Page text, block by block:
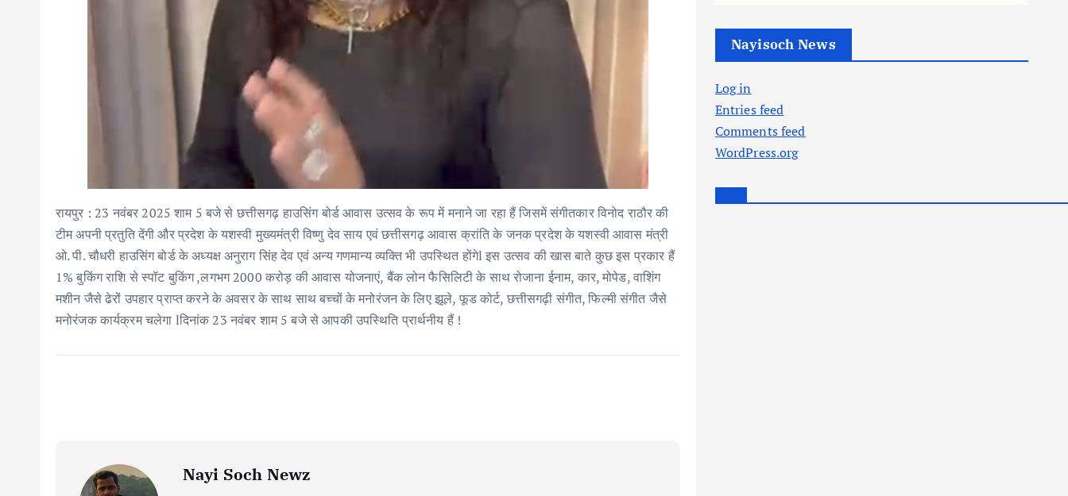
रायपुर : 23 नवंबर 2025 शाम 5 बजे से छत्तीसगढ़ हाउसिंग बोर्ड आवास उत्सव के रूप में मनाने जा रहा हैं जिसमें संगीतकार विनोद राठौर की
टीम अपनी प्रतुति देंगी और प्रदेश के यशस्वी मुख्यमंत्री विष्णु देव साय एवं छत्तीसगढ़ आवास क्रांति के जनक प्रदेश के यशस्वी आवास मंत्री
ओ. पी. चौधरी हाउसिंग बोर्ड के अध्यक्ष अनुराग सिंह देव एवं अन्य गणमान्य व्यक्ति भी उपस्थित होंगेl इस उत्सव की खास बाते कुछ इस प्रकार हैं
1% बुकिंग राशि से स्पॉट बुकिंग ,लगभग 2000 करोड़ की आवास योजनाएं, बैंक लोन फैसिलिटी के साथ रोजाना ईनाम, कार, मोपेड, वाशिंग
मशीन जैसे ढेरों उपहार प्राप्त करने के अवसर के साथ साथ बच्चों के मनोरंजन के लिए झूले, फूड कोर्ट, छत्तीसगढ़ी संगीत, फिल्मी संगीत जैसे
मनोरंजक कार्यक्रम चलेगा lदिनांक 23 नवंबर शाम 5 बजे से आपकी उपस्थिति प्रार्थनीय हैं !
Nayi Soch Newz
Nayisoch News
Log in
Entries feed
Comments feed
WordPress.org